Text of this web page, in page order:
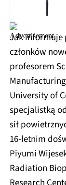
Jak informuje
członków
profesorem
University of
specjalistką
sił
16-letnim
Piyumi
Radiation